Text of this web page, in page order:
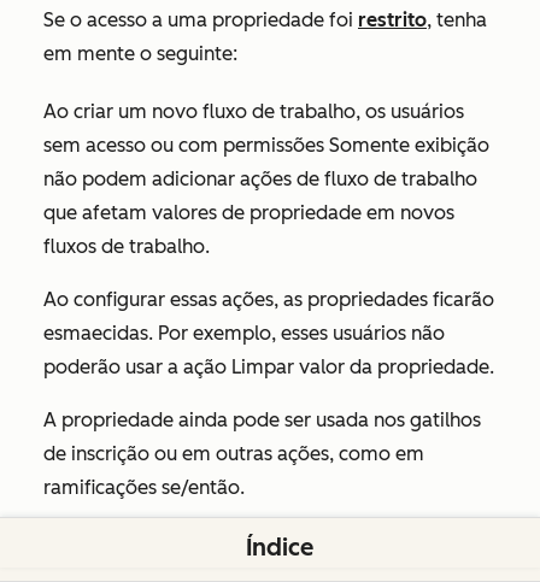
Se o acesso a uma propriedade foi restrito, tenha
em mente o seguinte:
Ao criar um novo fluxo de trabalho, os usuários
sem acesso ou com permissões Somente exibição
não podem adicionar ações de fluxo de trabalho
que afetam valores de propriedade em novos
fluxos de trabalho.
Ao configurar essas ações, as propriedades ficarão
esmaecidas. Por exemplo, esses usuários não
poderão usar a ação Limpar valor da propriedade.
A propriedade ainda pode ser usada nos gatilhos
de inscrição ou em outras ações, como em
ramificações se/então.
Se um fluxo de trabalho existente fizer referência à
Índice